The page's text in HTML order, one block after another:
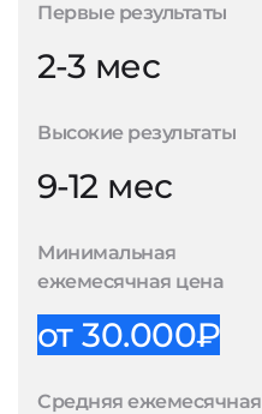
Первые результаты
2-3 мес
Высокие результаты
9-12 мес
Минимальная
ежемесячная цена
от 30.000₽
Средняя ежемесячная